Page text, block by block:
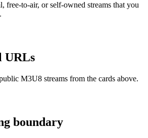
free-to-air, or self-owned streams that you
URLs
M3U8 streams from the cards above.
boundary